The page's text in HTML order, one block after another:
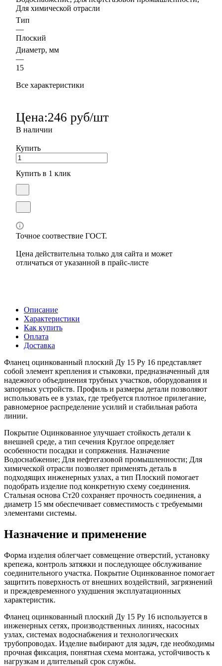
Для химической отрасли
Тип
—
Плоский
Диаметр, мм
—
15
Все характеристики
Цена:246 руб/шт
В наличии
Купить
Купить в 1 клик
Точное соотвествие ГОСТ.
Цена действительна только для сайта и может
отличаться от указанной в прайс-листе
Описание
Характеристики
Как купить
Оплата
Доставка
Фланец оцинкованный плоский Ду 15 Ру 16 представляет
собой элемент крепления и стыковки, предназначенный для
надежного объединения трубных участков, оборудования и
запорных устройств. Профиль и размеры детали позволяют
использовать ее в узлах, где требуется плотное прилегание,
равномерное распределение усилий и стабильная работа
линии.
Покрытие Оцинкованное улучшает стойкость детали к
внешней среде, а тип сечения Круглое определяет
особенности посадки и сопряжения. Назначение
Водоснабжение; Для нефтегазовой промышленности; Для
химической отрасли позволяет применять деталь в
подходящих инженерных узлах, а тип Плоский помогает
подобрать изделие под конкретную схему соединения.
Стальная основа Ст20 сохраняет прочность соединения, а
диаметр 15 мм обеспечивает совместимость с требуемыми
элементами системы.
Назначение и применение
Форма изделия облегчает совмещение отверстий, установку
крепежа, контроль затяжки и последующее обслуживание
соединительного участка. Покрытие Оцинкованное помогает
защитить поверхность от внешних воздействий, загрязнений
и преждевременного ухудшения эксплуатационных
характеристик.
Фланец оцинкованный плоский Ду 15 Ру 16 используется в
инженерных сетях, производственных линиях, насосных
узлах, системах водоснабжения и технологических
трубопроводах. Изделие выбирают для задач, где необходимы
прочная фиксация, понятная схема монтажа, устойчивость к
нагрузкам и длительный срок службы.